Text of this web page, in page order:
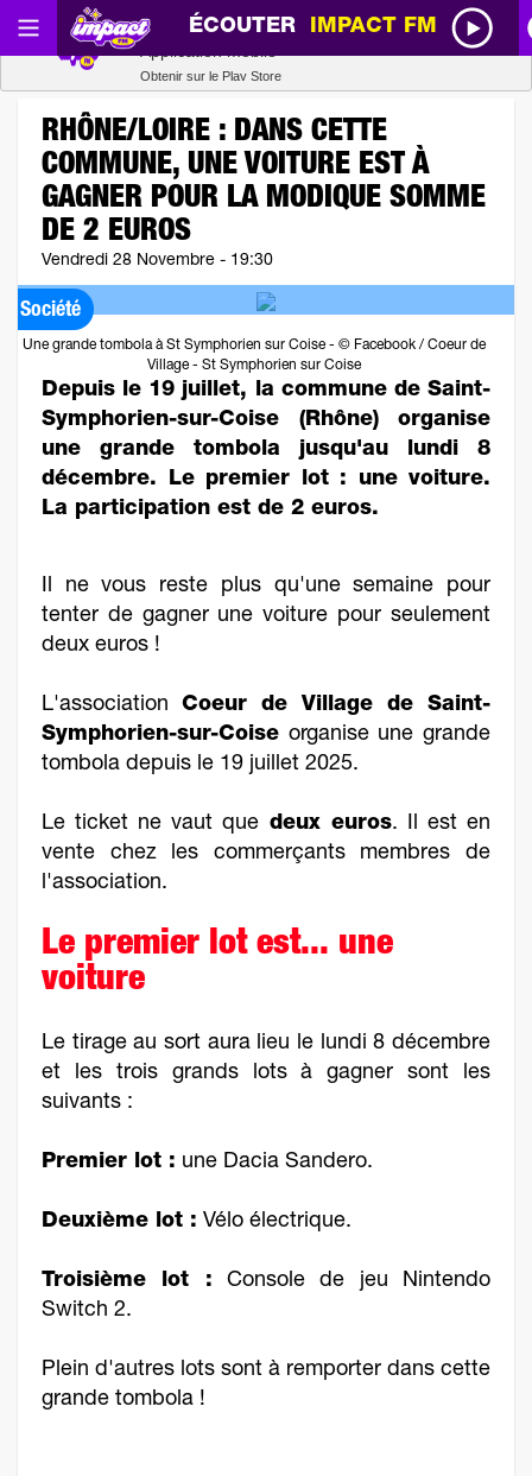
ÉCOUTER IMPACT FM
RHÔNE/LOIRE : DANS CETTE
COMMUNE, UNE VOITURE EST À
GAGNER POUR LA MODIQUE SOMME
DE 2 EUROS
Vendredi 28 Novembre - 19:30
Société
Une grande tombola à St Symphorien sur Coise - © Facebook / Coeur de
Village - St Symphorien sur Coise
Depuis le 19 juillet, la commune de Saint-
Symphorien-sur-Coise (Rhône) organise
une grande tombola jusqu'au lundi 8
décembre. Le premier lot : une voiture.
La participation est de 2 euros.
Il ne vous reste plus qu'une semaine pour
tenter de gagner une voiture pour seulement
deux euros !
L'association Coeur de Village de Saint-
Symphorien-sur-Coise organise une grande
tombola depuis le 19 juillet 2025.
Le ticket ne vaut que deux euros. Il est en
vente chez les commerçants membres de
l'association.
Le premier lot est... une
voiture
Le tirage au sort aura lieu le lundi 8 décembre
et les trois grands lots à gagner sont les
suivants :
Premier lot : une Dacia Sandero.
Deuxième lot : Vélo électrique.
Troisième lot : Console de jeu Nintendo
Switch 2.
Plein d'autres lots sont à remporter dans cette
grande tombola !
Radio SCOOP
Obtenir sur le Play Store
Télécharger